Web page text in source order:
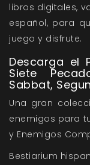
libros digitales,
español, para
juego y disfrute.
Descarga el
Siete
Sabbat,
Una gran
enemigos para
y Enemigos
Bestiarium